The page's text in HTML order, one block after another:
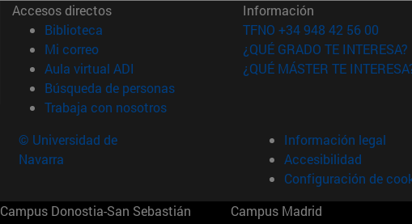
Accesos directos
Biblioteca (abre en nueva ventana)
Mi correo(abre en nueva ventana)
Aula virtual ADI (abre en nueva ventana)
Búsqueda de personas(abre en nueva ventana)
Trabaja con nosotros(abre en nueva ventana)
Información
TFNO +34 948 42 56 00
¿QUÉ GRADO TE INTERESA?
¿QUÉ MÁSTER TE
© Universidad de
Navarra
Información legal
Accesibilidad
Configuración de
Campus Donostia-San Sebastián
Campus Madrid